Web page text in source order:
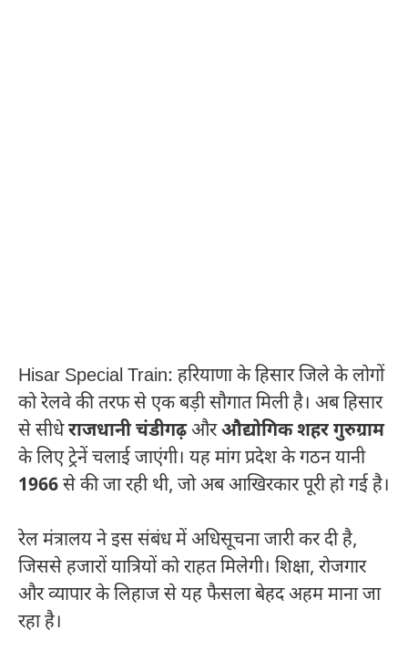
Hisar Special Train: हरियाणा के हिसार जिले के लोगों
को रेलवे की तरफ से एक बड़ी सौगात मिली है। अब हिसार
से सीधेराजधानी चंडीगढ़औरऔद्योगिक शहर गुरुग्राम
के लिए ट्रेनें चलाई जाएंगी। यह मांग प्रदेश के गठन यानी
1966से की जा रही थी, जो अब आखिरकार पूरी हो गई है।
रेल मंत्रालय ने इस संबंध में अधिसूचना जारी कर दी है,
जिससे हजारों यात्रियों को राहत मिलेगी। शिक्षा, रोजगार
और व्यापार के लिहाज से यह फैसला बेहद अहम माना जा
रहा है।